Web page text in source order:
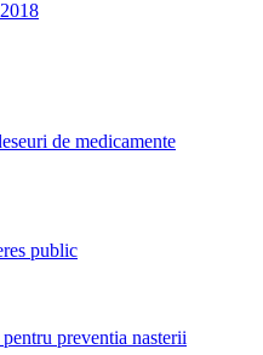
de medicamente
public
preventia nasterii